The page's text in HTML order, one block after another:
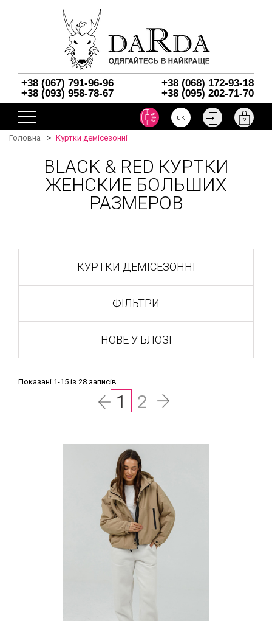
+38 (067) 791-96-96
+38 (068) 172-93-18
+38 (093) 958-78-67
+38 (095) 202-71-70
uk
Головна Куртки демісезонні
BLACK & RED КУРТКИ
ЖЕНСКИЕ БОЛЬШИХ
РАЗМЕРОВ
КУРТКИ ДЕМІСЕЗОННІ
ФІЛЬТРИ
НОВЕ У БЛОЗІ
Показані 1-15 із 28 записів.
1 2